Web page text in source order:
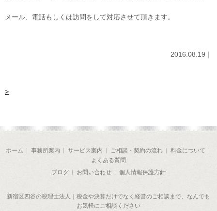
メール、電話もしくは訪問をして対応させて頂きます。
2016.08.19｜
>
ホーム 事務所案内 サービス案内 ご相談・契約の流れ
料金について
よくある質問
ブログ
お問い合わせ 個人情報保護方針
新宿区四谷の税理士法人｜税金や決算だけでなく経営のご相談まで、なんでも
お気軽にご相談ください